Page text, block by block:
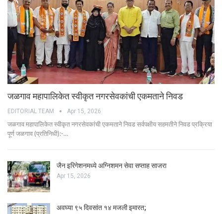
जळगाव महापालिकेत स्वीकृत नगरसेवकांची एकमताने निवड
EDITORIAL TEAM Apr 15, 2026
जळगाव महापालिकेत स्वीकृत नगरसेवकांची एकमताने निवड सर्वपक्षीय सहमतीने निवड प्रक्रिया
पूर्ण जळगाव (प्रतिनिधी):-…
जैन इरिगेशनमध्ये अग्निशमन सेवा सप्ताह साजरा
Apr 15, 2026
अवघ्या ९५ दिवसांत १४ मजली इमारत;